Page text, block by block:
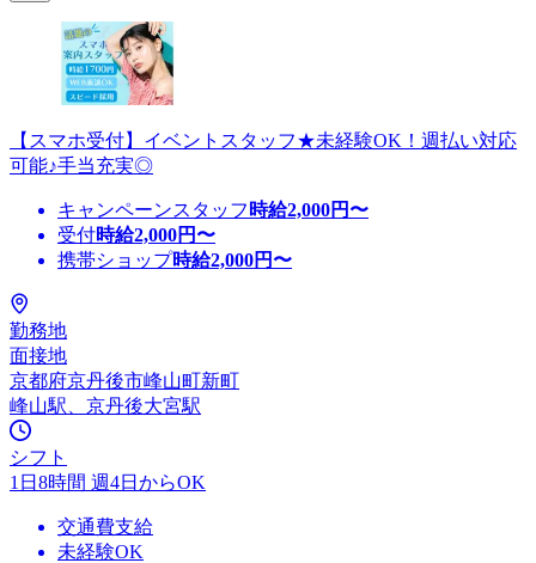
【スマホ受付】イベントスタッフ★未経験OK！週払い対応
可能♪手当充実◎
キャンペーンスタッフ 時給2,000円〜
受付時給2,000円〜
携帯ショップ時給2,000円〜
勤務地
面接地
京都府京丹後市峰山町新町
峰山駅、京丹後大宮駅
シフト
1日8時間 週4日からOK
交通費支給
未経験OK